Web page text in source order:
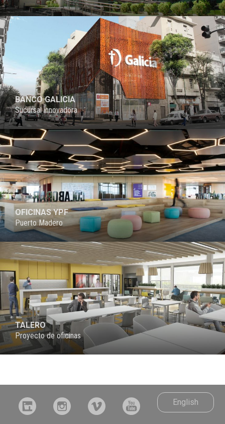
PROYECTO
BANCO GALICIA
Sucursal innovadora
PROYECTO
OFICINAS YPF
Puerto Madero
PROYECTO
TALERO
Proyecto de oficinas
English